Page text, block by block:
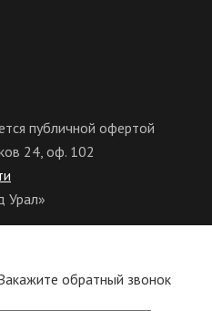
публичной офертой
24, оф. 102
Урал»
обратный звонок